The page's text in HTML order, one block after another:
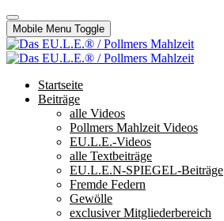
Mobile Menu Toggle
Startseite
Beiträge
alle Videos
Pollmers Mahlzeit Videos
EU.L.E.-Videos
alle Textbeiträge
EU.L.E.N-SPIEGEL-Beiträge
Fremde Federn
Gewölle
exclusiver Mitgliederbereich